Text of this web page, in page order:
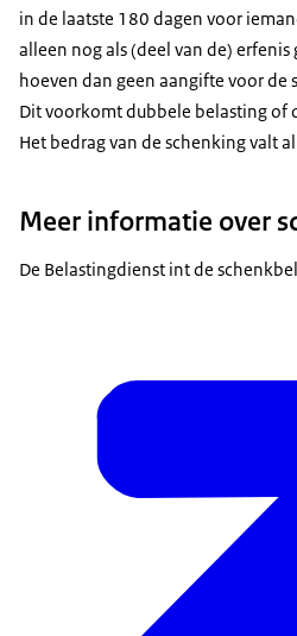
in de laatste 180 dagen voor
alleen nog als (deel van de) erfenis
hoeven dan geen aangifte voor de
Dit voorkomt dubbele belasting of
Het bedrag van de schenking valt
Meer informatie over
De Belastingdienst int de